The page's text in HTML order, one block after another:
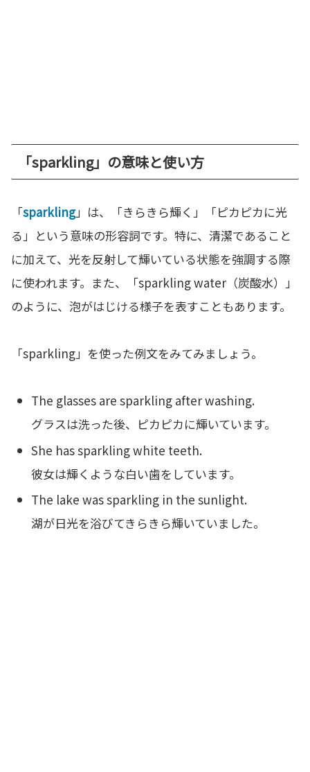
「sparkling」の意味と使い方
「sparkling」は、「きらきら輝く」「ピカピカに光
る」という意味の形容詞です。特に、清潔であること
に加えて、光を反射して輝いている状態を強調する際
に使われます。また、「sparkling water（炭酸水）」
のように、泡がはじける様子を表すこともあります。
「sparkling」を使った例文をみてみましょう。
The glasses are sparkling after washing.
グラスは洗った後、ピカピカに輝いています。
She has sparkling white teeth.
彼女は輝くような白い歯をしています。
The lake was sparkling in the sunlight.
湖が日光を浴びてきらきら輝いていました。